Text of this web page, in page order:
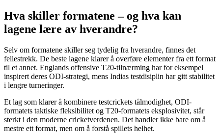
Hva skiller formatene – og hva kan
lagene lære av hverandre?
Selv om formatene skiller seg tydelig fra hverandre, finnes det
fellestrekk. De beste lagene klarer å overføre elementer fra ett format
til et annet. Englands offensive T20-tilnærming har for eksempel
inspirert deres ODI-strategi, mens Indias testdisiplin har gitt stabilitet
i lengre turneringer.
Et lag som klarer å kombinere testcrickets tålmodighet, ODI-
formatets taktiske fleksibilitet og T20-formatets eksplosivitet, står
sterkt i den moderne cricketverdenen. Det handler ikke bare om å
mestre ett format, men om å forstå spillets helhet.